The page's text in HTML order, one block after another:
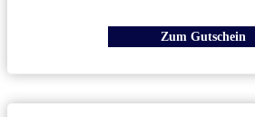
Zum Gutschein